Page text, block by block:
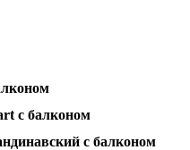
с балконом
с балконом